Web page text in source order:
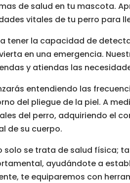
de salud en tu mascota.
vitales de tu perro para
tener la capacidad de
en una emergencia.
y atiendas las
entendiendo las
del pliegue de la piel. A
del perro, adquiriendo el
de su cuerpo.
solo se trata de salud física;
ayudándote a
te equiparemos con